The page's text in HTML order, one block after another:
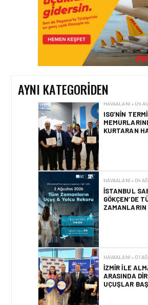
AYNI KATEGORIDEN
HAVAALANI • 05
TASARIMDAN
ANKARA
DEVLET
HAVAALANI • 05
ISG’NIN
KURTARAN
HAVAALANI • 04
İSTANBUL
GÖKÇEN’DE
ZAMANLARIN
YOLCU
HAVAALANI • 01
İZMIR ILE
ARASINDA
UÇUŞLAR